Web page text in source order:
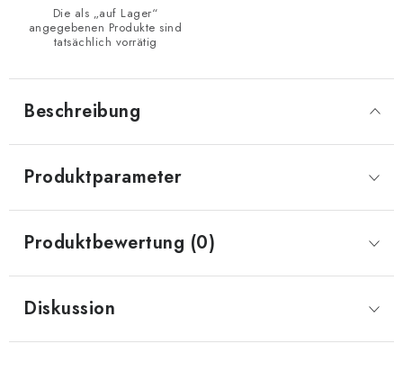
Die als „auf Lager“
angegebenen Produkte sind
tatsächlich vorrätig
Beschreibung
Produktparameter
Produktbewertung (0)
Diskussion